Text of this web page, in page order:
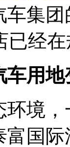
车集团
已经
车用地
环境
国